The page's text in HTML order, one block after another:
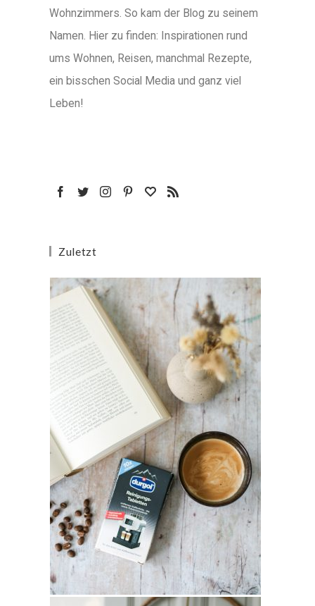
Wohnzimmers. So kam der Blog zu seinem
Namen. Hier zu finden: Inspirationen rund
ums Wohnen, Reisen, manchmal Rezepte,
ein bisschen Social Media und ganz viel
Leben!
Zuletzt